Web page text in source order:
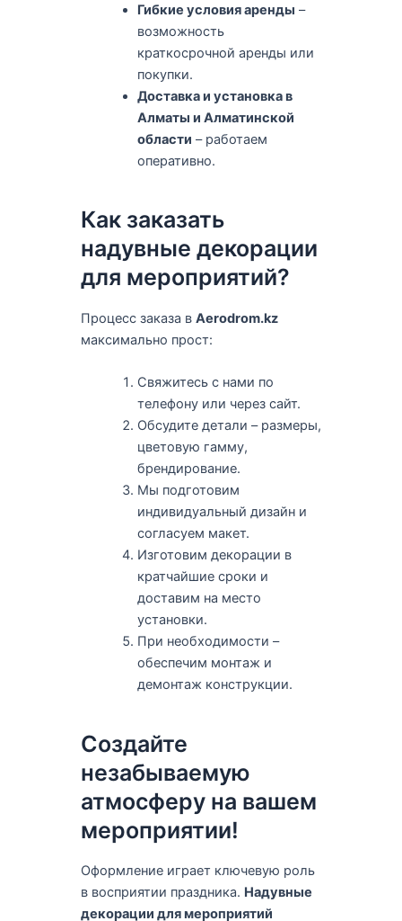
Гибкие условия аренды –
возможность
краткосрочной аренды или
покупки.
Доставка и установка в
Алматы и Алматинской
области – работаем
оперативно.
Как заказать
надувные декорации
для мероприятий?
Процесс заказа в Aerodrom.kz
максимально прост:
Свяжитесь с нами по
телефону или через сайт.
Обсудите детали – размеры,
цветовую гамму,
брендирование.
Мы подготовим
индивидуальный дизайн и
согласуем макет.
Изготовим декорации в
кратчайшие сроки и
доставим на место
установки.
При необходимости –
обеспечим монтаж и
демонтаж конструкции.
Создайте
незабываемую
атмосферу на вашем
мероприятии!
Оформление играет ключевую роль
в восприятии праздника. Надувные
декорации для мероприятий